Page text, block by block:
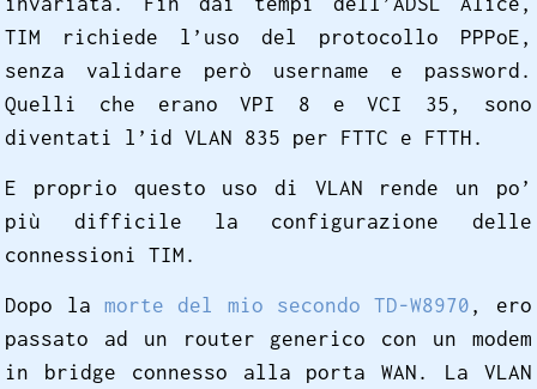
TIM richiede l’uso del protocollo PPPoE,
senza validare però username e password.
Quelli che erano VPI 8 e VCI 35, sono
diventati l’id VLAN 835 per FTTC e FTTH.
E proprio questo uso di VLAN rende un po’
più difficile la configurazione delle
connessioni TIM.
Dopo lamorte del mio secondo TD-W8970 , ero
passato ad un router generico con un modem
in bridge connesso alla porta WAN. La VLAN